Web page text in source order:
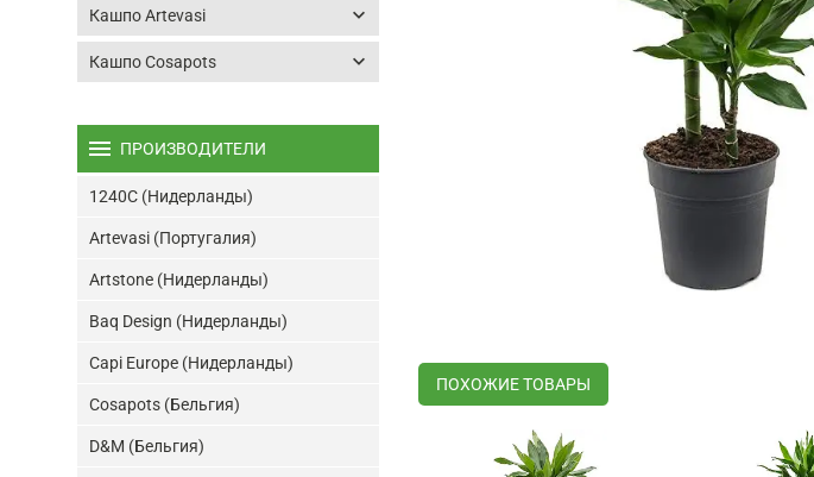
ПОХОЖИЕ ТОВАРЫ
Кашпо Artevasi keyboard_arrow_down
Кашпо Cosapots keyboard_arrow_down
menu ПРОИЗВОДИТЕЛИ
1240C (Нидерланды)
Artevasi (Португалия)
Artstone (Нидерланды)
Baq Design (Нидерланды)
Capi Europe (Нидерланды)
Cosapots (Бельгия)
D&M (Бельгия)